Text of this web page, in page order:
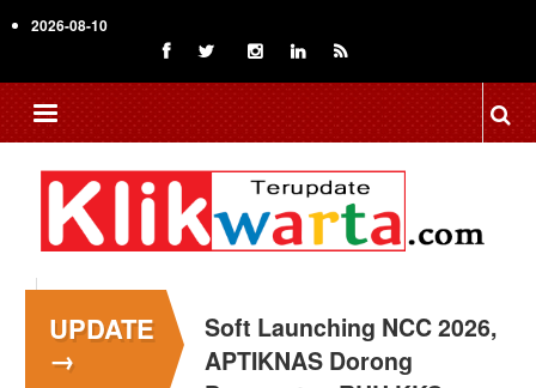
to
content
2026-08-10
UPDATE
→
Menkop Bawa Semangat
Koperasi ke Festival